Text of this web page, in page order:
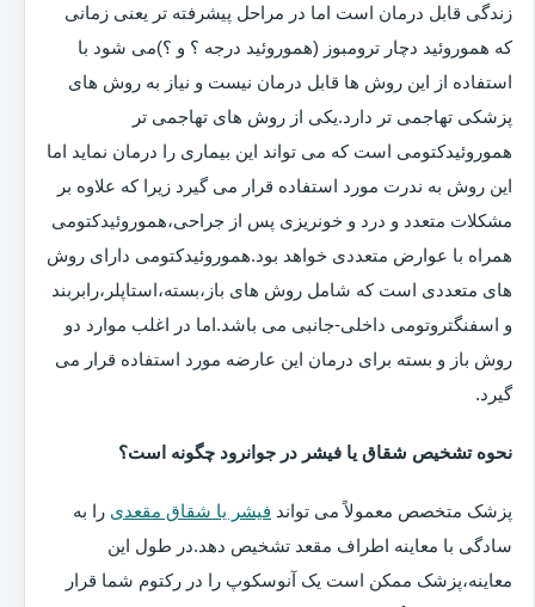
زندگی قابل درمان است اما در مراحل پیشرفته تر یعنی زمانی
که هموروئید دچار ترومبوز (هموروئید درجه ؟ و ؟)می شود با
استفاده از این روش ها قابل درمان نیست و نیاز به روش های
پزشکی تهاجمی تر دارد.یکی از روش های تهاجمی تر
هموروئیدکتومی است که می تواند این بیماری را درمان نماید اما
این روش به ندرت مورد استفاده قرار می گیرد زیرا که علاوه بر
مشکلات متعدد و درد و خونریزی پس از جراحی،هموروئیدکتومی
همراه با عوارض متعددی خواهد بود.هموروئیدکتومی دارای روش
های متعددی است که شامل روش های باز،بسته،استاپلر،رابربند
و اسفنگتروتومی داخلی-جانبی می باشد.اما در اغلب موارد دو
روش باز و بسته برای درمان این عارضه مورد استفاده قرار می
گیرد.
نحوه تشخیص شقاق یا فیشر در جوانرود چگونه است؟
پزشک متخصص معمولاً می تواند فیشر یا شقاق مقعدی را به
سادگی با معاینه اطراف مقعد تشخیص دهد.در طول این
معاینه،پزشک ممکن است یک آنوسکوپ را در رکتوم شما قرار